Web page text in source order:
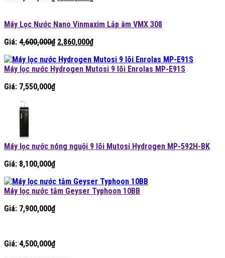
5,990,000₫.là:
Máy Lọc Nước Nano Vinmaxim Lắp âm VMX 308
Giá: 4,600,000₫ Giá
là:
4,600,000₫.
2,860,000₫Giá
tại
là:
Máy lọc nước Hydrogen Mutosi 9 lõi Enrolas MP-E91S
Giá: 7,550,000₫
Máy lọc nước nóng nguội 9 lõi Mutosi Hydrogen MP-592H-BK
Giá: 8,100,000₫
Máy lọc nước tắm Geyser Typhoon 10BB
Giá: 7,900,000₫
Giá: 4,500,000₫